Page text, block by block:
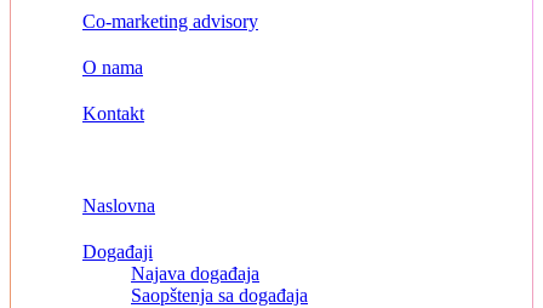
Co-marketing advisory
O nama
Kontakt
Naslovna
Događaji
Najava događaja
Saopštenja sa događaja